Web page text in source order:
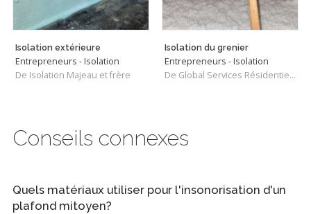
Isolation extérieure
Entrepreneurs - Isolation
De Isolation Majeau et frère
Isolation du grenier
Entrepreneurs - Isolation
De Global Services Résidentiels Montréal
Conseils connexes
Quels matériaux utiliser pour l'insonorisation d'un
plafond mitoyen?